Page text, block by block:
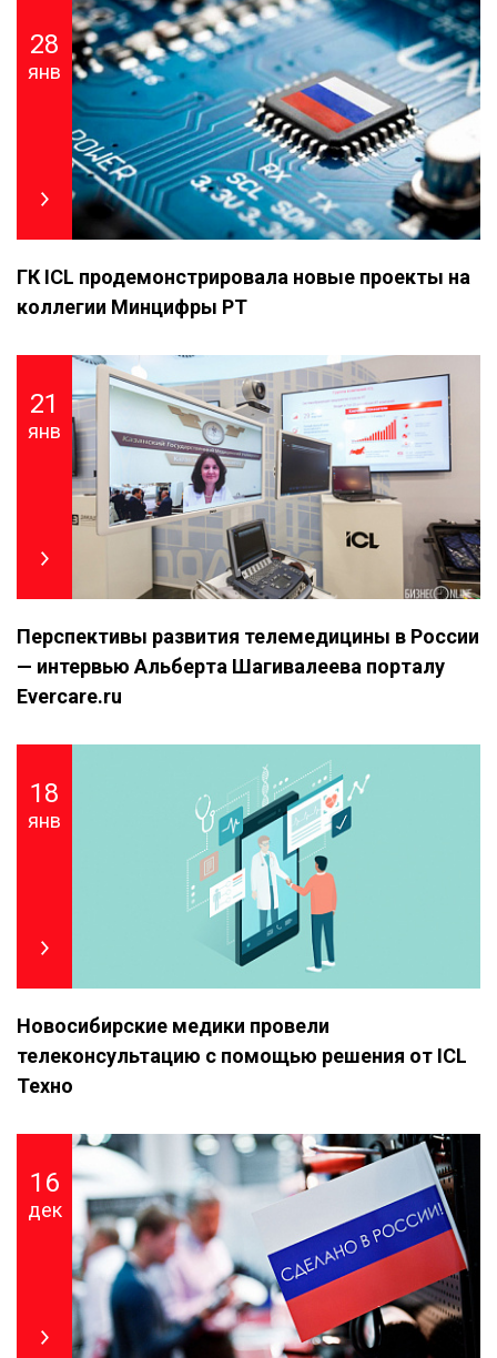
28
янв
ГК ICL продемонстрировала новые проекты на
коллегии Минцифры РТ
21
янв
Перспективы развития телемедицины в России
— интервью Альберта Шагивалеева порталу
Evercare.ru
18
янв
Новосибирские медики провели
телеконсультацию с помощью решения от ICL
Техно
16
дек